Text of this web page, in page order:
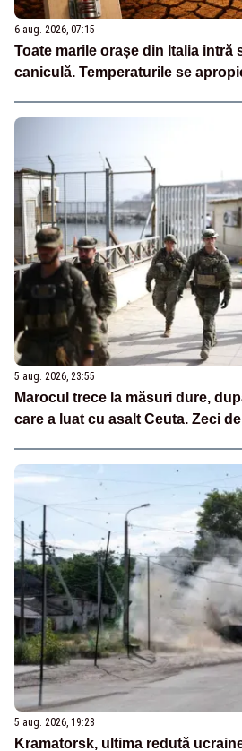
6 aug. 2026, 07:15
Toate marile orașe din Italia intră
caniculă. Temperaturile se
5 aug. 2026, 23:55
Marocul trece la măsuri dure,
care a luat cu asalt Ceuta. Zeci
5 aug. 2026, 19:28
Kramatorsk, ultima redută